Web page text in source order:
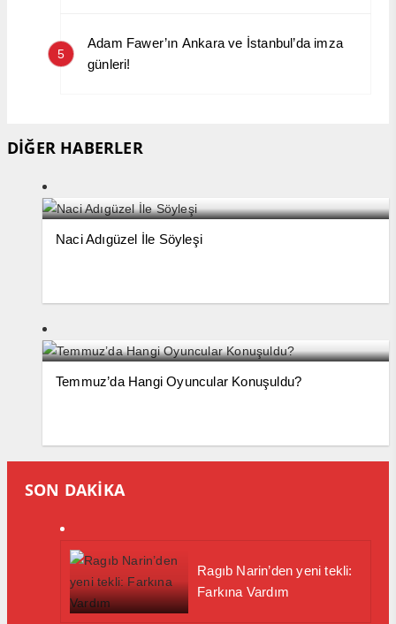
5
Adam Fawer’ın Ankara ve İstanbul’da imza
günleri!
DİĞER HABERLER
Naci Adıgüzel İle Söyleşi
Temmuz’da Hangi Oyuncular Konuşuldu?
SON DAKİKA
Ragıb Narin’den yeni tekli:
Farkına Vardım